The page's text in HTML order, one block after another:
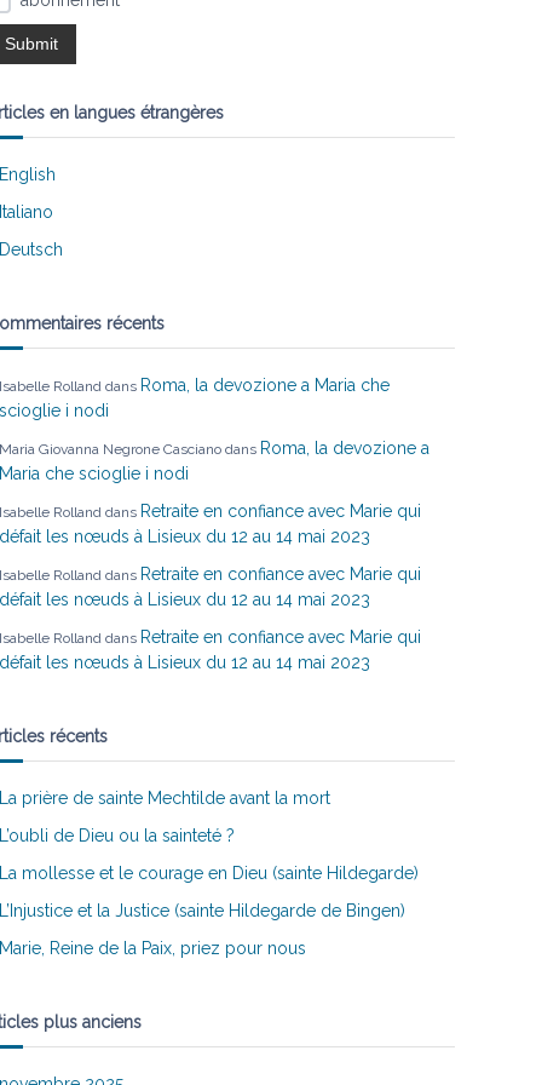
en langues étrangères
English
Italiano
Deutsch
récents
Isabelle Rolland dans Roma, la devozione a Maria che
scioglie i nodi
Maria Giovanna Negrone Casciano dans Roma, la devozione a
Maria che scioglie i nodi
Isabelle Rolland dans Retraite en confiance avec Marie qui
défait les nœuds à Lisieux du 12 au 14 mai 2023
Isabelle Rolland dans Retraite en confiance avec Marie qui
défait les nœuds à Lisieux du 12 au 14 mai 2023
Isabelle Rolland dans Retraite en confiance avec Marie qui
défait les nœuds à Lisieux du 12 au 14 mai 2023
récents
La prière de sainte Mechtilde avant la mort
L’oubli de Dieu ou la sainteté ?
La mollesse et le courage en Dieu (sainte Hildegarde)
L’Injustice et la Justice (sainte Hildegarde de Bingen)
Marie, Reine de la Paix, priez pour nous
plus anciens